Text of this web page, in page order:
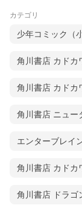
カテゴリ
少年コミック（
角川書店 カドカ
角川書店 カドカ
角川書店 ニュー
エンターブレイ
角川書店 カドカ
角川書店 ドラゴ